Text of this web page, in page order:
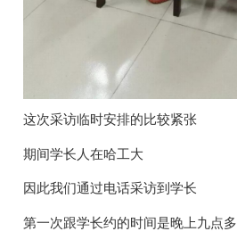
这次采访临时安排的比较紧张
期间学长人在哈工大
因此我们通过电话采访到学长
第一次跟学长约的时间是晚上九点多